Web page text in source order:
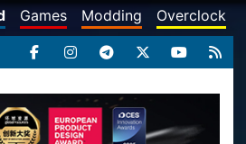
Games Modding Overclock